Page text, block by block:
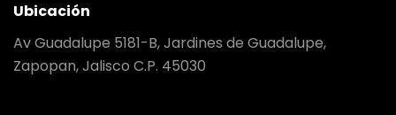
Ubicación
Av Guadalupe 5181-B, Jardines de Guadalupe,
Zapopan, Jalisco C.P. 45030